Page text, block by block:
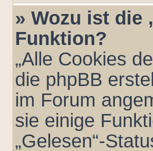
» Wozu ist die
Funktion?
„Alle Cookies
die phpBB
im Forum
sie einige
„Gelesen“-